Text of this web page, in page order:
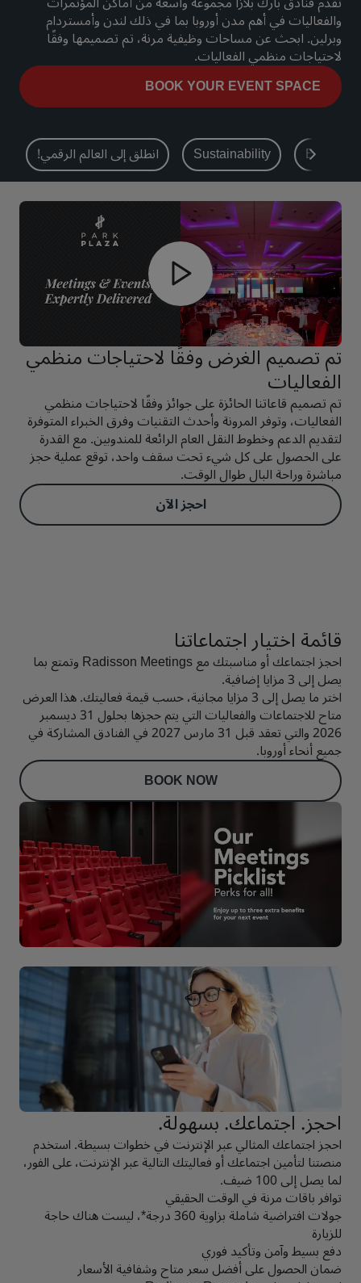
بارك بلازا بارك إن باي راديسون
Prize by Radisson كانتري إن آند سويتس
العلامات التجارية التابعة في الصين
J.
Jin Jiang
Kunlun
Golden Tulip
فنادق في وسط المدينة
تفضل بزيارة مدونتنا
والفعاليات في أهم مدن أوروبا بما في ذلك لندن وأمستردام
وبرلين. ابحث عن مساحات وظيفية مرنة، تم تصميمها وفقًا
لاحتياجات منظمي الفعاليات.
BOOK YOUR EVENT SPACE
Sustainability انطلق إلى العالم الرقمي!
تم تصميم الغرض وفقًا لاحتياجات منظمي
الفعاليات
تم تصميم قاعاتنا الحائزة على جوائز وفقًا لاحتياجات منظمي
الفعاليات، وتوفر المرونة وأحدث التقنيات وفرق الخبراء المتوفرة
لتقديم الدعم وخطوط النقل العام الرائعة للمندوبين. مع القدرة
على الحصول على كل شيء تحت سقف واحد، توقع عملية حجز
مباشرة وراحة البال طوال الوقت.
احجز الآن
قائمة اختيار اجتماعاتنا
احجز اجتماعك أو مناسبتك مع Radisson Meetings وتمتع بما
يصل إلى 3 مزايا إضافية.
اختر ما يصل إلى 3 مزايا مجانية، حسب قيمة فعاليتك. هذا العرض
متاح للاجتماعات والفعاليات التي يتم حجزها بحلول 31 ديسمبر
2026 والتي تعقد قبل 31 مارس 2027 في الفنادق المشاركة في
جميع أنحاء أوروبا.
BOOK NOW
احجز. اجتماعك. بسهولة.
احجز اجتماعك المثالي عبر الإنترنت في خطوات بسيطة. استخدم
منصتنا لتأمين اجتماعك أو فعاليتك التالية عبر الإنترنت، على الفور،
لما يصل إلى 100 ضيف.
توافر باقات مرنة في الوقت الحقيقي
جولات افتراضية شاملة بزاوية 360 درجة*، ليست هناك حاجة
للزيارة
دفع بسيط وآمن وتأكيد فوري
ضمان الحصول على أفضل سعر متاح وشفافية الأسعار